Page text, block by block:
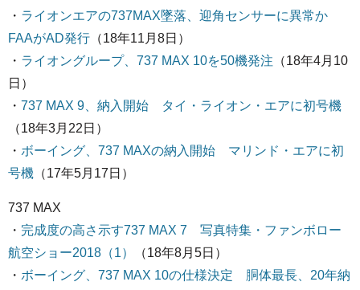
・ ライオンエアの737MAX墜落、迎角センサーに異常か
FAAがAD発行 （18年11月8日）
・ ライオングループ、737 MAX 10を50機発注 （18年4月10
日）
・ 737 MAX 9、納入開始 タイ・ライオン・エアに初号機
（18年3月22日）
・ ボーイング、737 MAXの納入開始 マリンド・エアに初
号機 （17年5月17日）
737 MAX
・ 完成度の高さ示す737 MAX 7 写真特集・ファンボロー
航空ショー2018（1）
（18年8月5日）
・ ボーイング、737 MAX 10の仕様決定 胴体最長、20年納